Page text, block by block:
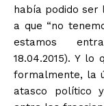
había podido ser
a que “no
estamos
18.04.2015). Y
formalmente, la
atasco político